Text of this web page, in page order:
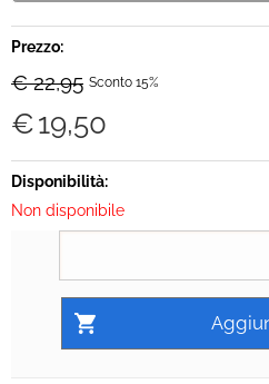
Prezzo:
€ 22,95 Sconto 15%
€19,50
Disponibilità:
Non disponibile